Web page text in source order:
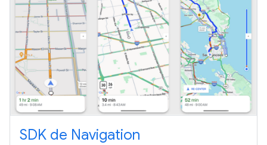
SDK de Navigation